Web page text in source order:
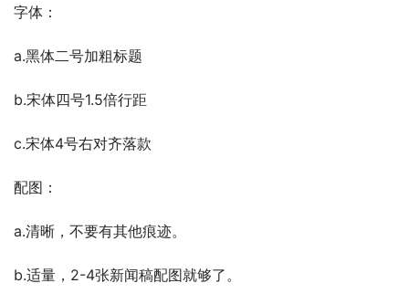
字体：
a.黑体二号加粗标题
b.宋体四号1.5倍行距
c.宋体4号右对齐落款
配图：
a.清晰，不要有其他痕迹。
b.适量，2-4张新闻稿配图就够了。